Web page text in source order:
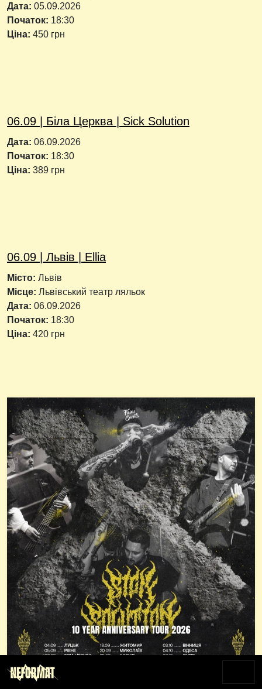
Дата: 05.09.2026
Початок: 18:30
Ціна: 450 грн
06.09 | Біла Церква | Sick Solution
Дата: 06.09.2026
Початок: 18:30
Ціна: 389 грн
06.09 | Львів | Ellia
Місто: Львів
Місце: Львівський театр ляльок
Дата: 06.09.2026
Початок: 18:30
Ціна: 420 грн